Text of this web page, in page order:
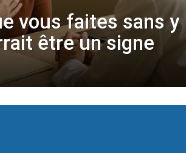
vous faites sans y
être un signe